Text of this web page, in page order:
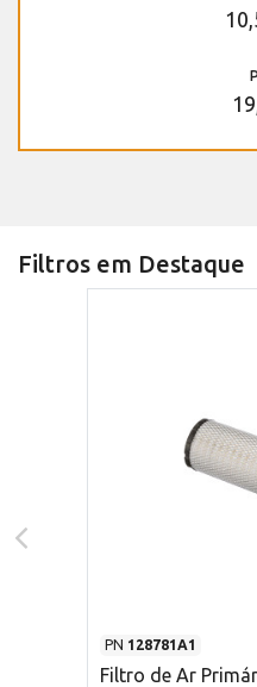
Filtros em Destaque
PN 128781A1
Filtro de Ar